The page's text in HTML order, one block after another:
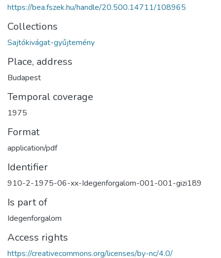
https://bea.fszek.hu/handle/20.500.14711/108965
Collections
Sajtókivágat-gyűjtemény
Place, address
Budapest
Temporal coverage
1975
Format
application/pdf
Identifier
910-2-1975-06-xx-Idegenforgalom-001-001-gizi189
Is part of
Idegenforgalom
Access rights
https://creativecommons.org/licenses/by-nc/4.0/